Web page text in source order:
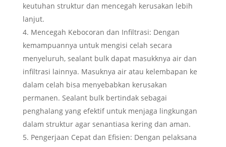
keutuhan struktur dan mencegah kerusakan lebih
lanjut.
Mencegah Kebocoran dan Infiltrasi: Dengan
kemampuannya untuk mengisi celah secara
menyeluruh, sealant bulk dapat masukknya air dan
infiltrasi lainnya. Masuknya air atau kelembapan ke
dalam celah bisa menyebabkan kerusakan
permanen. Sealant bulk bertindak sebagai
penghalang yang efektif untuk menjaga lingkungan
dalam struktur agar senantiasa kering dan aman.
Pengerjaan Cepat dan Efisien: Dengan pelaksana